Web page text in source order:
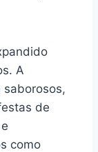
A
saborosos,
de
como